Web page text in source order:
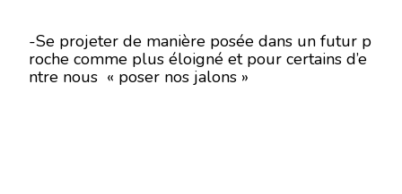
-Se projeter de manière posée dans un futur p
roche comme plus éloigné et pour certains d’e
ntre nous « poser nos jalons »